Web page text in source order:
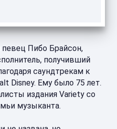
певец Пибо Брайсон,
получивший
саундтрекам к
Disney. Ему было 75 лет.
издания Variety со
музыканта.